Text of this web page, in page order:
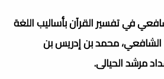
في تفسير القرآن بأساليب اللغة
الشافعي، محمد بن إدريس بن